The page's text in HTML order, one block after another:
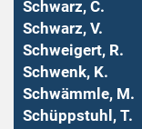
Schwarz, C.
Schwarz, V.
Schweigert, R.
Schwenk, K.
Schwämmle, M.
Schüppstuhl, T.